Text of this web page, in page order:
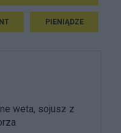
PIENIĄDZE
weta, sojusz z